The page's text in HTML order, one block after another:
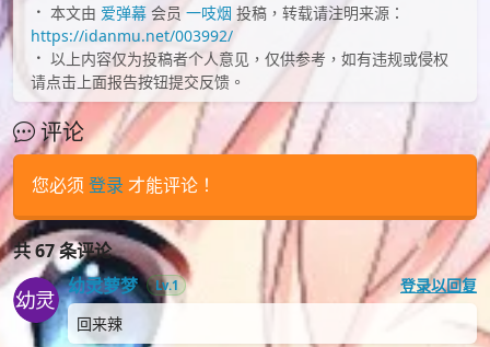
本文由 爱弹幕 会员 一吱烟 投稿，转载请注明来源：
https://idanmu.net/003992/
以上内容仅为投稿者个人意见，仅供参考，如有违规或侵权
请点击上面报告按钮提交反馈。
评论
您必须 登录 才能评论！
共 67 条评论
幼灵萝梦
Lv.1
登录以回复
回来辣